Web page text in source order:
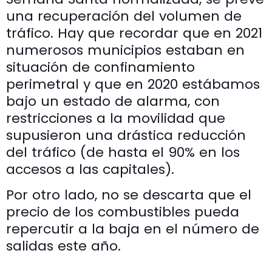
una recuperación del volumen de
tráfico. Hay que recordar que en 2021
numerosos municipios estaban en
situación de confinamiento
perimetral y que en 2020 estábamos
bajo un estado de alarma, con
restricciones a la movilidad que
supusieron una drástica reducción
del tráfico (de hasta el 90% en los
accesos a las capitales).
Por otro lado, no se descarta que el
precio de los combustibles pueda
repercutir a la baja en el número de
salidas este año.